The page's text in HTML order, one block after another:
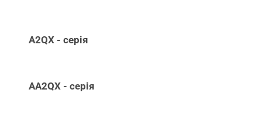
A2QX - серія
AA2QX - серія